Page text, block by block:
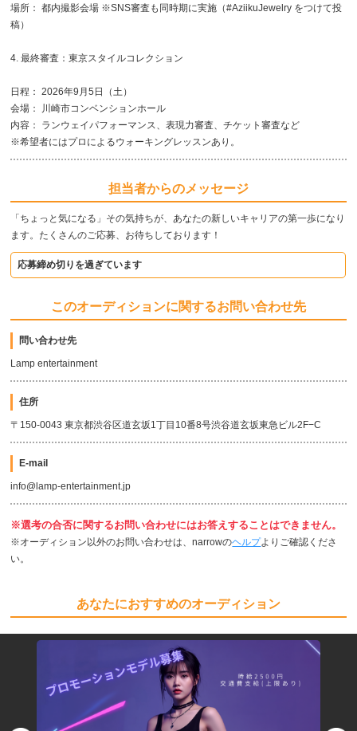
場所： 都内撮影会場 ※SNS審査も同時期に実施（#AziikuJewelry をつけて投
稿）
4. 最終審査：東京スタイルコレクション
日程： 2026年9月5日（土）
会場： 川崎市コンベンションホール
内容： ランウェイパフォーマンス、表現力審査、チケット審査など
※希望者にはプロによるウォーキングレッスンあり。
担当者からのメッセージ
「ちょっと気になる」その気持ちが、あなたの新しいキャリアの第一歩になり
ます。たくさんのご応募、お待ちしております！
応募締め切りを過ぎています
このオーディションに関するお問い合わせ先
問い合わせ先
Lamp entertainment
住所
〒150-0043 東京都渋谷区道玄坂1丁目10番8号渋谷道玄坂東急ビル2F−C
E-mail
info@lamp-entertainment.jp
※選考の合否に関するお問い合わせにはお答えすることはできません。
※オーディション以外のお問い合わせは、narrowのヘルプよりご確認くださ
い。
あなたにおすすめのオーディション